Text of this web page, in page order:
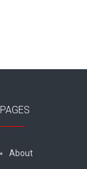
PAGES
About